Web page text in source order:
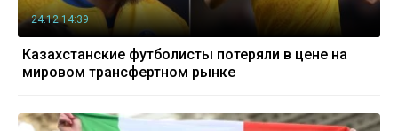
24.12 14:39
Казахстанские футболисты потеряли в цене на
мировом трансфертном рынке